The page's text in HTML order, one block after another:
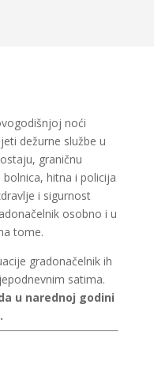
noći
dežurne službe u
graničnu
hitna i policija
i sigurnost
osobno i u
tome.
gradonačelnik ih
satima.
u narednoj godini